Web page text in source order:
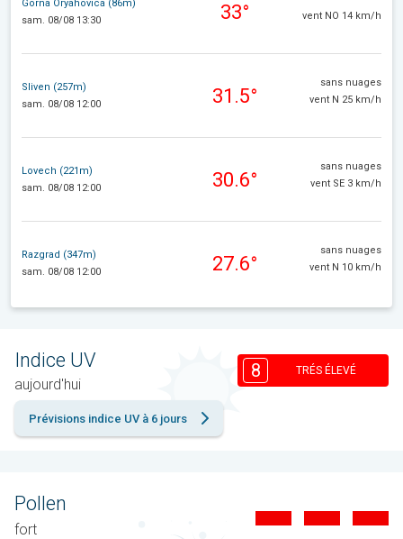
Gorna Oryahovica (86m)
sam. 08/08 13:30
33°
vent NO 14 km/h
Sliven (257m)
sam. 08/08 12:00
31.5°
sans nuages
vent N 25 km/h
Lovech (221m)
sam. 08/08 12:00
30.6°
sans nuages
vent SE 3 km/h
Razgrad (347m)
sam. 08/08 12:00
27.6°
sans nuages
vent N 10 km/h
Indice UV
aujourd'hui
8 TRÉS ÉLEVÉ
Prévisions indice UV à 6 jours
Pollen
fort